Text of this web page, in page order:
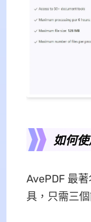
如何
AvePDF 最
具，只需三